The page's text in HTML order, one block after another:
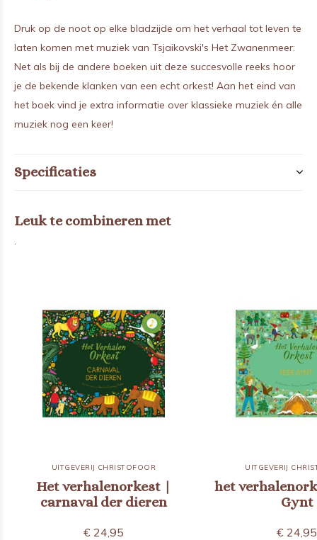
Druk op de noot op elke bladzijde om het verhaal tot leven te
laten komen met muziek van Tsjaikovski's Het Zwanenmeer:
Net als bij de andere boeken uit deze succesvolle reeks hoor
je de bekende klanken van een echt orkest! Aan het eind van
het boek vind je extra informatie over klassieke muziek én alle
muziek nog een keer!
Specificaties
Leuk te combineren met
UITGEVERIJ CHRISTOFOOR
Het verhalenorkest |
carnaval der dieren
€ 24,95
UITGEVERIJ
het
Gynt
€ 24,95